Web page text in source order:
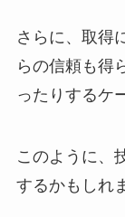
さらに、取得
らの信頼も得
ったりするケ
このように、
するかもしれ